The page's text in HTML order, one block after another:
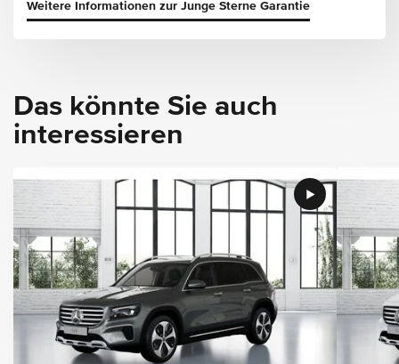
Weitere Informationen zur Junge Sterne Garantie
Das könnte Sie auch
interessieren